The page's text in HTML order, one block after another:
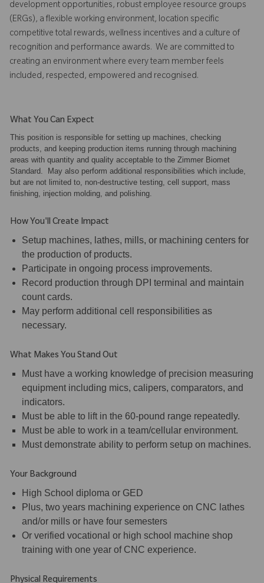
development opportunities, robust employee resource groups
(ERGs), a flexible working environment, location specific
competitive total rewards, wellness incentives and a culture of
recognition and performance awards. We are committed to
creating an environment where every team member feels
included, respected, empowered and recognised.
What You Can Expect
This position is responsible for setting up machines, checking
products, and keeping production items running through machining
areas with quantity and quality acceptable to the Zimmer Biomet
Standard. May also perform additional responsibilities which include,
but are not limited to, non-destructive testing, cell support, mass
finishing, injection molding, and polishing.
How You'll Create Impact
Setup machines, lathes, mills, or machining centers for
the production of products.
Participate in ongoing process improvements.
Record production through DPI terminal and maintain
count cards.
May perform additional cell responsibilities as
necessary.
What Makes You Stand Out
Must have a working knowledge of precision measuring
equipment including mics, calipers, comparators, and
indicators.
Must be able to lift in the 60-pound range repeatedly.
Must be able to work in a team/cellular environment.
Must demonstrate ability to perform setup on machines.
Your Background
High School diploma or GED
Plus, two years machining experience on CNC lathes
and/or mills or have four semesters
Or verified vocational or high school machine shop
training with one year of CNC experience.
Physical Requirements